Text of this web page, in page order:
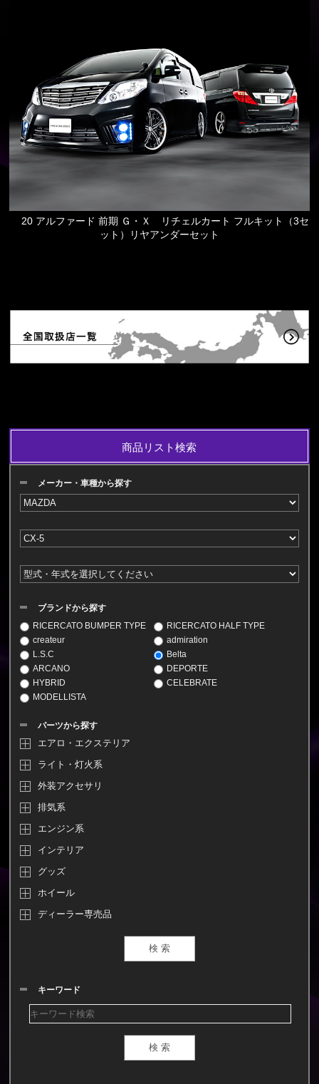
20 アルファード 前期 Ｇ・Ｘ リチェルカート フルキット（3セ
ット）リヤアンダーセット
商品リスト検索
メーカー・車種から探す
ブランドから探す
RICERCATO BUMPER TYPE
RICERCATO HALF TYPE
createur
admiration
L.S.C
Belta
ARCANO
DEPORTE
HYBRID
CELEBRATE
MODELLISTA
パーツから探す
エアロ・エクステリア
ライト・灯火系
外装アクセサリ
排気系
エンジン系
インテリア
グッズ
ホイール
ディーラー専売品
キーワード